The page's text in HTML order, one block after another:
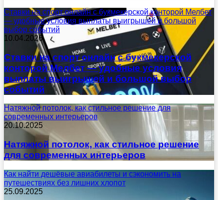
Ставки на спорт онлайн с букмекерской конторой Мелбет
— удобные условия выплаты выигрышей и большой
выбор событий
10.04.2026
Ставки на спорт онлайн с букмекерской
конторой Мелбет — удобные условия
выплаты выигрышей и большой выбор
событий
Натяжной потолок, как стильное решение для
современных интерьеров
20.10.2025
Натяжной потолок, как стильное решение
для современных интерьеров
Как найти дешёвые авиабилеты и сэкономить на
путешествиях без лишних хлопот
25.09.2025